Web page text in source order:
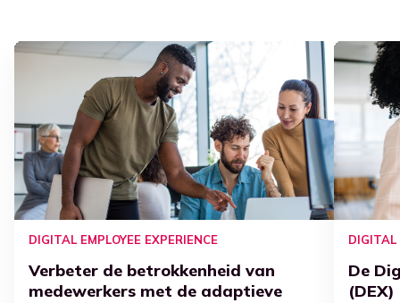
DIGITAL EMPLOYEE EXPERIENCE
Verbeter de betrokkenheid van
medewerkers met de adaptieve
DIGITAL
De